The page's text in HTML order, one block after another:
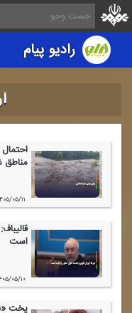
رادیو پیام
۱۴۰۵/۰۵/
است
۱۴۰۵/۰۵/
پخت